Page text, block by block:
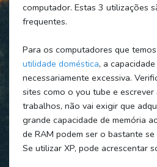
computador. Estas 3 utilizações
frequentes.
Para os computadores que
utilidade doméstica, a
necessariamente excessiva.
sites como o you tube e
trabalhos, não vai exigir que
grande capacidade de memória
de RAM podem ser o bastante
Se utilizar XP, pode acrescentar